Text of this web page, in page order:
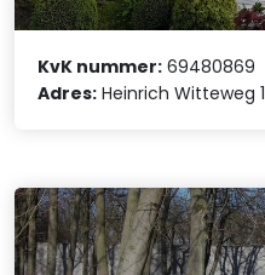
KvK nummer: 69480869
Adres: Heinrich Witteweg 1